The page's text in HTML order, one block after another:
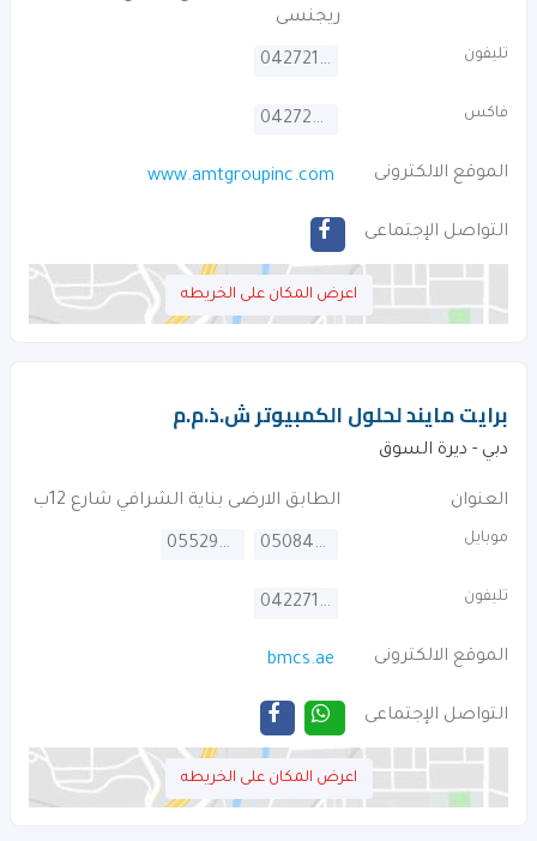
ريجنسى
تليفون 042721463
فاكس 042728990
الموقع الالكترونى www.amtgroupinc.com
التواصل الإجتماعى
اعرض المكان على الخريطه
برايت مايند لحلول الكمبيوتر ش.ذ.م.م
دبي - ديرة السوق
العنوان الطابق الارضى بناية الشرافي شارع 12ب
موبايل 0508402607
0552998392
تليفون 042271773
الموقع الالكترونى bmcs.ae
التواصل الإجتماعى
اعرض المكان على الخريطه